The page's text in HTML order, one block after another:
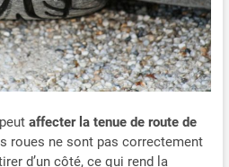
affecter la tenue de route de
roues ne sont pas correctement
d’un côté, ce qui rend la